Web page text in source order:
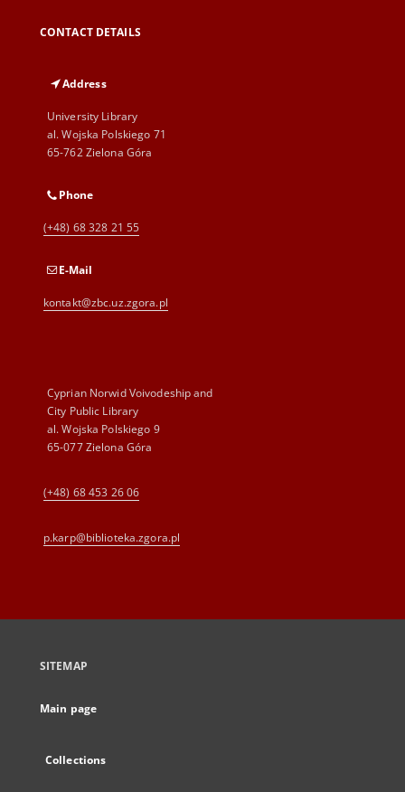
CONTACT DETAILS
Address
University Library
al. Wojska Polskiego 71
65-762 Zielona Góra
Phone
(+48) 68 328 21 55
E-Mail
kontakt@zbc.uz.zgora.pl
Cyprian Norwid Voivodeship and
City Public Library
al. Wojska Polskiego 9
65-077 Zielona Góra
(+48) 68 453 26 06
p.karp@biblioteka.zgora.pl
SITEMAP
Main page
Collections